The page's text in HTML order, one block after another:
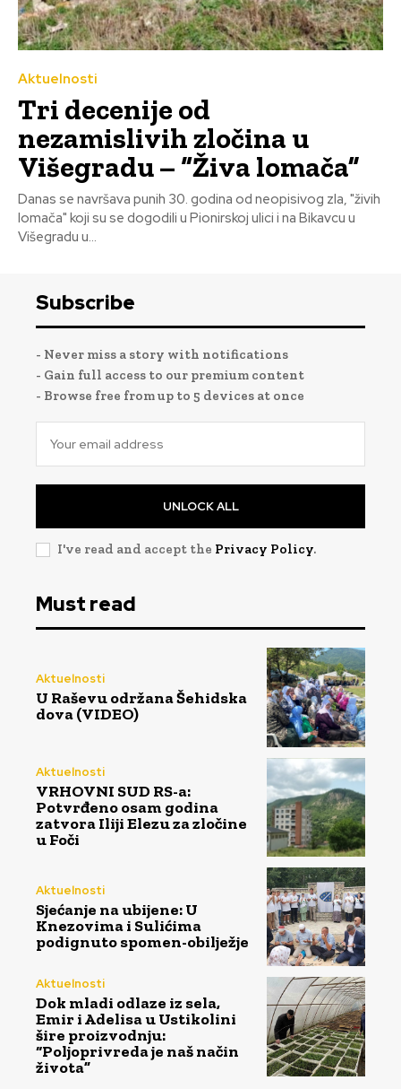
Aktuelnosti
Tri decenije od
nezamislivih zločina u
Višegradu – “Živa lomača”
Danas se navršava punih 30. godina od neopisivog zla, "živih
lomača" koji su se dogodili u Pionirskoj ulici i na Bikavcu u
Višegradu u...
Subscribe
- Never miss a story with notifications
- Gain full access to our premium content
- Browse free from up to 5 devices at once
UNLOCK ALL
I've read and accept the Privacy Policy.
Must read
Aktuelnosti
U Raševu održana Šehidska
dova (VIDEO)
Aktuelnosti
VRHOVNI SUD RS-a:
Potvrđeno osam godina
zatvora Iliji Elezu za zločine
u Foči
Aktuelnosti
Sjećanje na ubijene: U
Knezovima i Sulićima
podignuto spomen-obilježje
Aktuelnosti
Dok mladi odlaze iz sela,
Emir i Adelisa u Ustikolini
šire proizvodnju:
“Poljoprivreda je naš način
života”